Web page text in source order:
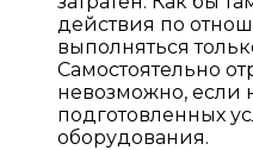
действия по
выполняться
Самостоятельно
невозможно, если
подготовленных
оборудования.